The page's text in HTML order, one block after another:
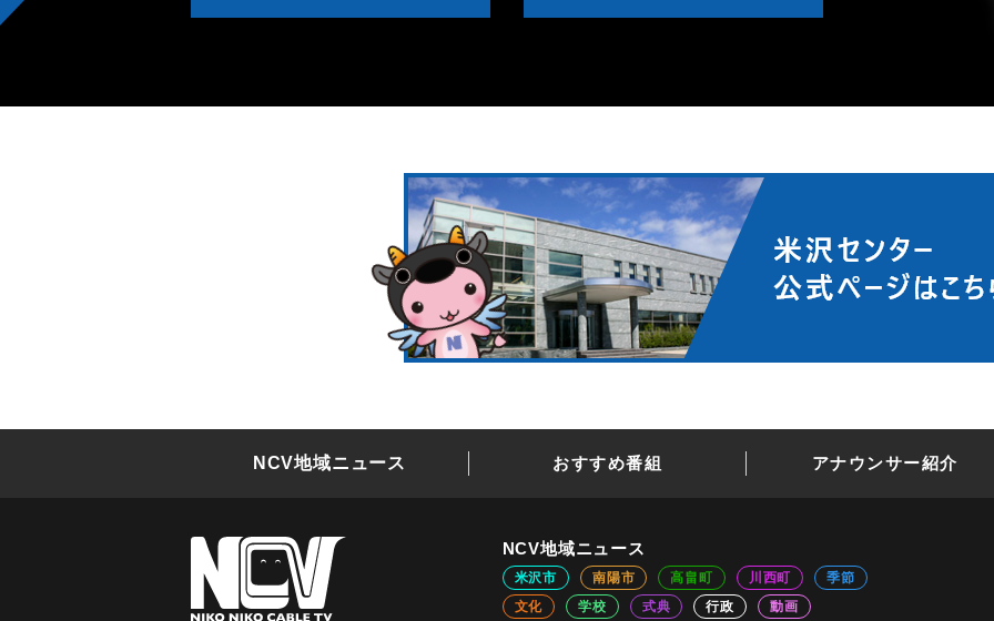
NCV地域ニュース おすすめ番組 アナウンサー紹介
NCV地域ニュース
米沢市 南陽市 高畠町 川西町
季節
文化
学校 式典 行政 動画